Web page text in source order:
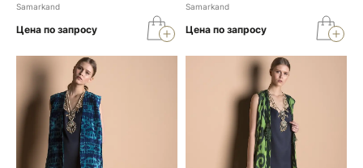
Samarkand
Цена по запросу
Samarkand
Цена по запросу